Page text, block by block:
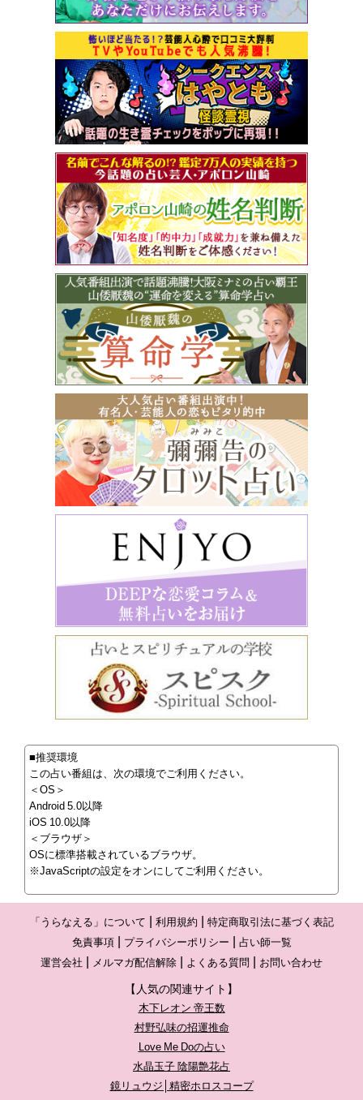
■推奨環境
この占い番組は、次の環境でご利用ください。
＜OS＞
Android 5.0以降
iOS 10.0以降
＜ブラウザ＞
OSに標準搭載されているブラウザ。
※JavaScriptの設定をオンにしてご利用ください。
「うらなえる」について 利用規約
特定商取引法に基づく表記
免責事項
プライバシーポリシー
占い師一覧
運営会社
メルマガ配信解除 よくある質問 お問い合わせ
【人気の関連サイト】
木下レオン 帝王数
村野弘味の招運推命
Love Me Doの占い
水晶玉子 陰陽艶花占
鏡リュウジ│精密ホロスコープ